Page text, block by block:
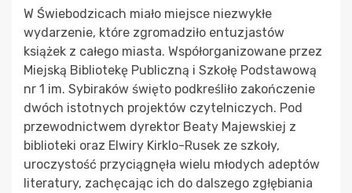
W Świebodzicach miało miejsce niezwykłe
wydarzenie, które zgromadziło entuzjastów
książek z całego miasta. Współorganizowane przez
Miejską Bibliotekę Publiczną i Szkołę Podstawową
nr 1 im. Sybiraków święto podkreśliło zakończenie
dwóch istotnych projektów czytelniczych. Pod
przewodnictwem dyrektor Beaty Majewskiej z
biblioteki oraz Elwiry Kirklo-Rusek ze szkoły,
uroczystość przyciągnęła wielu młodych adeptów
literatury, zachęcając ich do dalszego zgłębiania